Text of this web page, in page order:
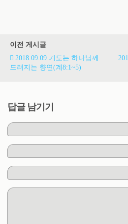
이전 게시글
2018.09.09 기도는 하나님께
드려지는 향연(계8:1~5)
답글 남기기